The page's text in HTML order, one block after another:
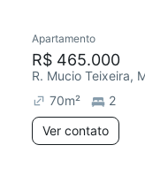
Apartamento
R$ 465.000
R. Mucio Teixeira,
70m²
2
Ver contato